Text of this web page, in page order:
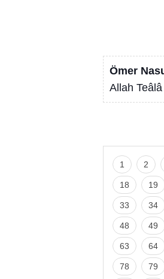
Ömer
Allah
1 2
18 19
33 34
48 49
63 64
78 79